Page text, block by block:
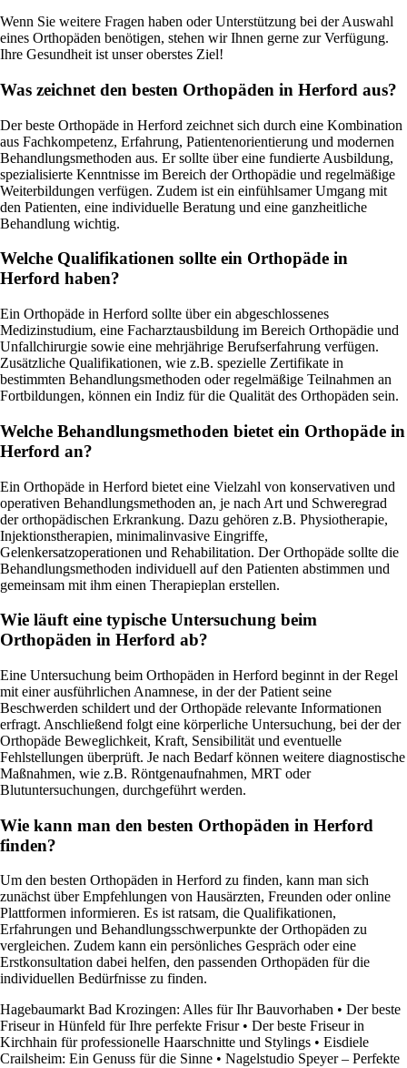
Wenn Sie weitere Fragen haben oder Unterstützung bei der Auswahl
eines Orthopäden benötigen, stehen wir Ihnen gerne zur Verfügung.
Ihre Gesundheit ist unser oberstes Ziel!
Was zeichnet den besten Orthopäden in Herford aus?
Der beste Orthopäde in Herford zeichnet sich durch eine Kombination
aus Fachkompetenz, Erfahrung, Patientenorientierung und modernen
Behandlungsmethoden aus. Er sollte über eine fundierte Ausbildung,
spezialisierte Kenntnisse im Bereich der Orthopädie und regelmäßige
Weiterbildungen verfügen. Zudem ist ein einfühlsamer Umgang mit
den Patienten, eine individuelle Beratung und eine ganzheitliche
Behandlung wichtig.
Welche Qualifikationen sollte ein Orthopäde in
Herford haben?
Ein Orthopäde in Herford sollte über ein abgeschlossenes
Medizinstudium, eine Facharztausbildung im Bereich Orthopädie und
Unfallchirurgie sowie eine mehrjährige Berufserfahrung verfügen.
Zusätzliche Qualifikationen, wie z.B. spezielle Zertifikate in
bestimmten Behandlungsmethoden oder regelmäßige Teilnahmen an
Fortbildungen, können ein Indiz für die Qualität des Orthopäden sein.
Welche Behandlungsmethoden bietet ein Orthopäde in
Herford an?
Ein Orthopäde in Herford bietet eine Vielzahl von konservativen und
operativen Behandlungsmethoden an, je nach Art und Schweregrad
der orthopädischen Erkrankung. Dazu gehören z.B. Physiotherapie,
Injektionstherapien, minimalinvasive Eingriffe,
Gelenkersatzoperationen und Rehabilitation. Der Orthopäde sollte die
Behandlungsmethoden individuell auf den Patienten abstimmen und
gemeinsam mit ihm einen Therapieplan erstellen.
Wie läuft eine typische Untersuchung beim
Orthopäden in Herford ab?
Eine Untersuchung beim Orthopäden in Herford beginnt in der Regel
mit einer ausführlichen Anamnese, in der der Patient seine
Beschwerden schildert und der Orthopäde relevante Informationen
erfragt. Anschließend folgt eine körperliche Untersuchung, bei der der
Orthopäde Beweglichkeit, Kraft, Sensibilität und eventuelle
Fehlstellungen überprüft. Je nach Bedarf können weitere diagnostische
Maßnahmen, wie z.B. Röntgenaufnahmen, MRT oder
Blutuntersuchungen, durchgeführt werden.
Wie kann man den besten Orthopäden in Herford
finden?
Um den besten Orthopäden in Herford zu finden, kann man sich
zunächst über Empfehlungen von Hausärzten, Freunden oder online
Plattformen informieren. Es ist ratsam, die Qualifikationen,
Erfahrungen und Behandlungsschwerpunkte der Orthopäden zu
vergleichen. Zudem kann ein persönliches Gespräch oder eine
Erstkonsultation dabei helfen, den passenden Orthopäden für die
individuellen Bedürfnisse zu finden.
Hagebaumarkt Bad Krozingen: Alles für Ihr Bauvorhaben • Der beste
Friseur in Hünfeld für Ihre perfekte Frisur• Der beste Friseur in
Kirchhain für professionelle Haarschnitte und Stylings • Eisdiele
Crailsheim: Ein Genuss für die Sinne • Nagelstudio Speyer – Perfekte